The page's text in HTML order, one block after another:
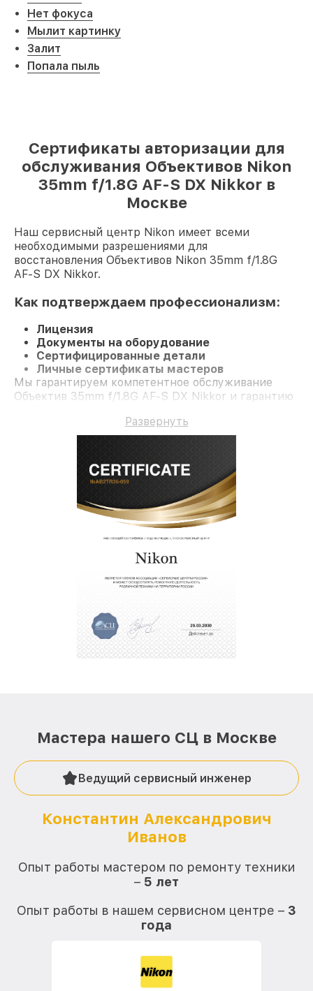
Нет фокуса
Мылит картинку
Залит
Попала пыль
Сертификаты авторизации для
обслуживания Объективов Nikon
35mm f/1.8G AF-S DX Nikkor в
Москве
Наш сервисный центр Nikon имеет всеми
необходимыми разрешениями для
восстановления Объективов Nikon 35mm f/1.8G
AF-S DX Nikkor.
Как подтверждаем профессионализм:
Лицензия
Документы на оборудование
Сертифицированные детали
Личные сертификаты мастеров
Мы гарантируем компетентное обслуживание
Объектив 35mm f/1.8G AF-S DX Nikkor и гарантию
Развернуть
Мастера нашего СЦ в Москве
Ведущий сервисный инженер
Константин Александрович
Иванов
Опыт работы мастером по ремонту техники
– 5 лет
Опыт работы в нашем сервисном центре – 3
года